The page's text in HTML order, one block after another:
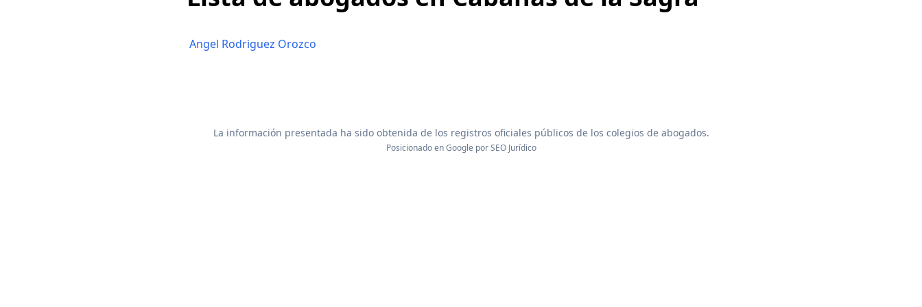
Angel Rodriguez Orozco
La información presentada ha sido obtenida de los registros oficiales públicos de los colegios de abogados.
Posicionado en Google porSEO Jurídico